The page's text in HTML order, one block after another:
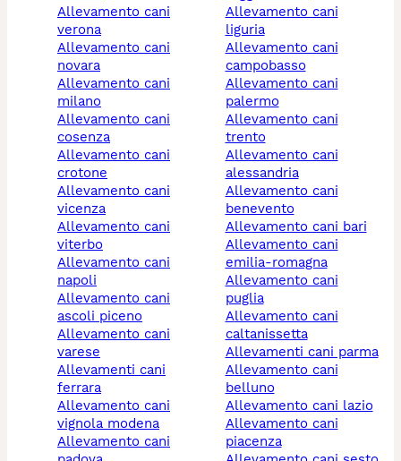
allevamento cani
verona
allevamento cani
novara
allevamento cani
milano
allevamento cani
cosenza
allevamento cani
crotone
allevamento cani
vicenza
allevamento cani
viterbo
allevamento cani
napoli
allevamento cani
ascoli piceno
allevamento cani
varese
allevamenti cani
ferrara
allevamento cani
vignola modena
allevamento cani
allevamento cani
liguria
allevamento cani
campobasso
allevamento cani
palermo
allevamento cani
trento
allevamento cani
alessandria
allevamento cani
benevento
allevamento cani bari
allevamento cani
emilia-romagna
allevamento cani
puglia
allevamento cani
caltanissetta
allevamenti cani parma
allevamento cani
belluno
allevamento cani lazio
allevamento cani
piacenza